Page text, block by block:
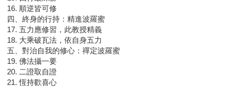
16. 順逆皆可修
四、終身的行持：精進波羅蜜
17. 五力應修習，此教授精義
18. 大乘破瓦法，依自身五力
五、對治自我的修心：禪定波羅蜜
19. 佛法攝一要
20. 二證取自證
21. 恆持歡喜心